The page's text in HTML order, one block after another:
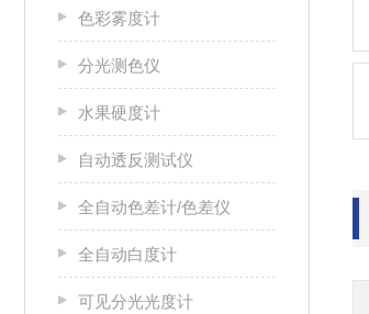
色彩雾度计
分光测色仪
水果硬度计
自动透反测试仪
全自动色差计/色差仪
全自动白度计
可见分光光度计